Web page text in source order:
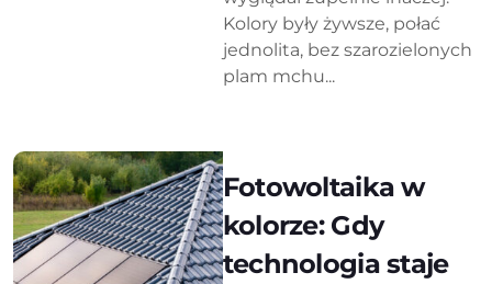
Kolory były żywsze, połać
jednolita, bez szarozielonych
plam mchu...
Fotowoltaika w
kolorze: Gdy
technologia staje